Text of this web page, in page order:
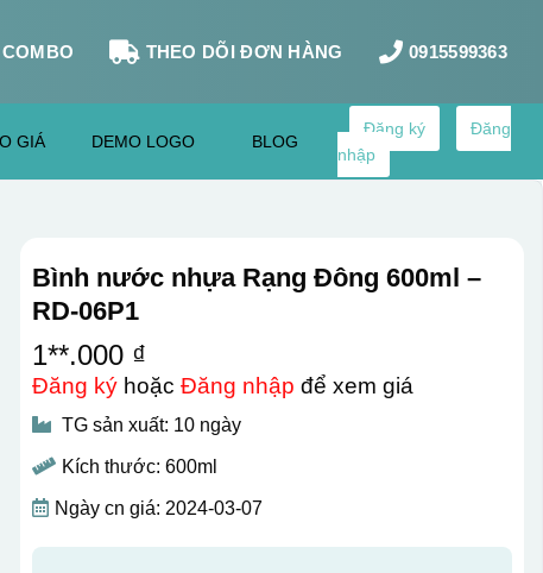
THEO DÕI ĐƠN HÀNG 0915599363
GIÁ DEMO LOGO BLOG
Đăng ký
Đăng
nhập
Bình nước nhựa Rạng Đông 600ml –
RD-06P1
1**.000 ₫
Đăng kýhoặc Đăng nhập để xem giá
TG sản xuất: 10 ngày
Kích thước: 600ml
Ngày cn giá: 2024-03-07